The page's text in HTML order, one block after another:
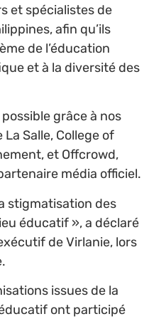
et spécialistes de
afin qu’ils
de l’éducation
et à la diversité des
grâce à nos
La Salle, College of
et Offcrowd,
média officiel.
stigmatisation des
éducatif », a déclaré
de Virlanie, lors
issues de la
ont participé